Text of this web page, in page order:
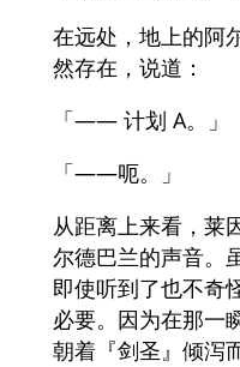
在远处，地上的阿
然存在，说道：
「—— 计划 A。」
「——呃。」
从距离上来看，莱
尔德巴兰的声音。
即使听到了也不奇
必要。因为在那一
朝着『剑圣』倾泻